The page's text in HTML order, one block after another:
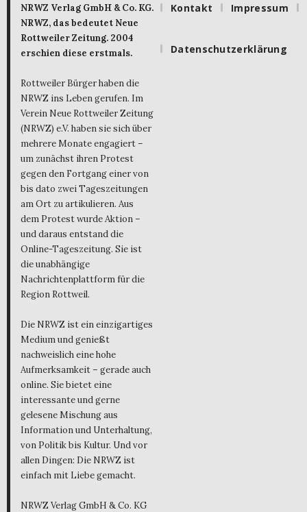
NRWZ Verlag GmbH & Co. KG.
NRWZ, das bedeutet Neue
Rottweiler Zeitung. 2004
erschien diese erstmals.
Rottweiler Bürger haben die
NRWZ ins Leben gerufen. Im
Verein Neue Rottweiler Zeitung
(NRWZ) e.V. haben sie sich über
mehrere Monate engagiert –
um zunächst ihren Protest
gegen den Fortgang einer von
bis dato zwei Tageszeitungen
am Ort zu artikulieren. Aus
dem Protest wurde Aktion –
und daraus entstand die
Online-Tageszeitung. Sie ist
die unabhängige
Nachrichtenplattform für die
Region Rottweil.
Die NRWZ ist ein einzigartiges
Medium und genießt
nachweislich eine hohe
Aufmerksamkeit – gerade auch
online. Sie bietet eine
interessante und gerne
gelesene Mischung aus
Information und Unterhaltung,
von Politik bis Kultur. Und vor
allen Dingen: Die NRWZ ist
einfach mit Liebe gemacht.
NRWZ Verlag GmbH & Co. KG
Kontakt Impressum
Datenschutzerklärung